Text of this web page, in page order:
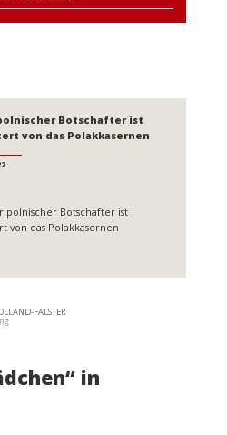
Botschafter ist
von das Polakkasernen
FALSTER
in